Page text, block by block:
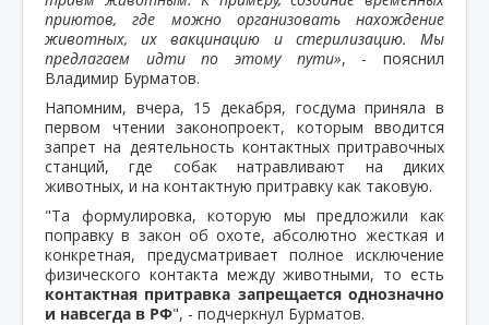
приютов, где можно организовать нахождение
животных, их вакцинацию и стерилизацию. Мы
предлагаем идти по этому пути», - пояснил
Владимир Бурматов.
Напомним, вчера, 15 декабря, госдума приняла в
первом чтении законопроект, которым вводится
запрет на деятельность контактных притравочных
станций, где собак натравливают на диких
животных, и на контактную притравку как таковую.
"Та формулировка, которую мы предложили как
поправку в закон об охоте, абсолютно жесткая и
конкретная, предусматривает полное исключение
физического контакта между животными, то есть
контактная притравка запрещается однозначно
и навсегда в РФ", - подчеркнул Бурматов.